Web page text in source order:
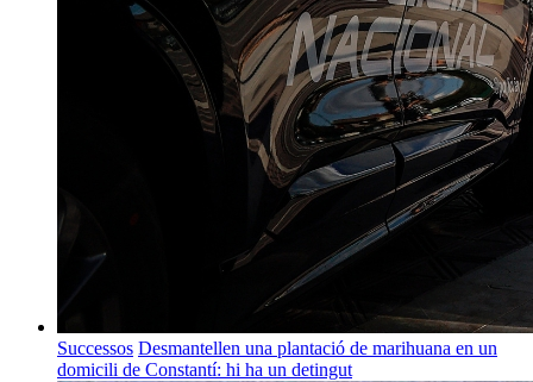
Successos Desmantellen una plantació de marihuana en un
domicili de Constantí: hi ha un detingut